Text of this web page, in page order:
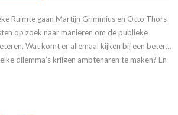
Ruimte gaan Martijn Grimmius en Otto Thors
op zoek naar manieren om de publieke
Wat komt er allemaal kijken bij een betere
dilemma’s krijgen ambtenaren te maken? En